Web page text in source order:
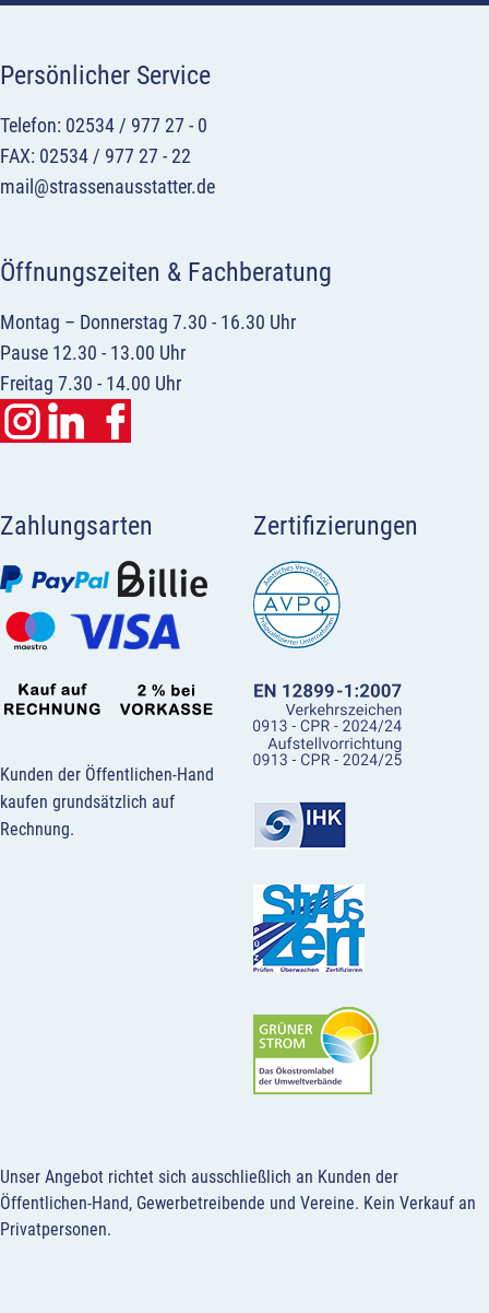
Persönlicher Service
Telefon: 02534 / 977 27 - 0
FAX: 02534 / 977 27 - 22
mail@strassenausstatter.de
Öffnungszeiten & Fachberatung
Montag – Donnerstag 7.30 - 16.30 Uhr
Pause 12.30 - 13.00 Uhr
Freitag 7.30 - 14.00 Uhr
Zahlungsarten
Kunden der Öffentlichen-Hand
kaufen grundsätzlich auf
Rechnung.
Zertifizierungen
Unser Angebot richtet sich ausschließlich an Kunden der
Öffentlichen-Hand, Gewerbetreibende und Vereine. Kein Verkauf an
Privatpersonen.